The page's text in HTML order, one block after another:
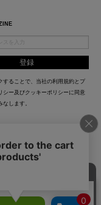
することで、当社の利用規約と プ
シー及びクッキーポリシー に同意
なします。